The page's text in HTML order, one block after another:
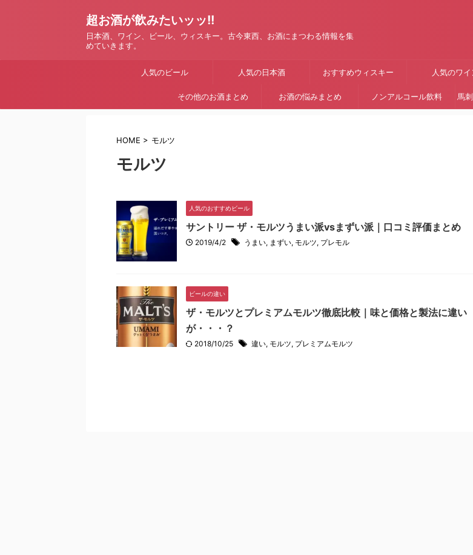
超お酒が飲みたいッッ!!
日本酒、ワイン、ビール、ウィスキー。古今東西、お酒にまつわる情報を集
めていきます。
人気のビール 人気の日本酒 おすすめウィスキー 人気のワイ
その他のお酒まとめ お酒の悩みまとめ ノンアルコール飲料 馬
HOME > モルツ
モルツ
人気のおすすめビール
サントリー ザ・モルツうまい派vsまずい派｜口コミ評価まとめ
2019/4/2 うまい, まずい, モルツ, プレモル
ビールの違い
ザ・モルツとプレミアムモルツ徹底比較｜味と価格と製法に違い
が・・・？
2018/10/25 違い, モルツ, プレミアムモルツ